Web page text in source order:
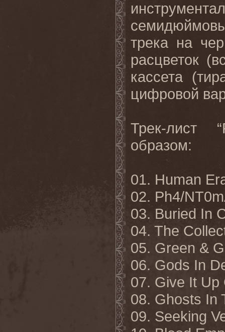
трека на
расцветок
кассета
цифровой
Трек-лист
образом:
01. Human
02. Ph4/
03. Buried In
04. The
05. Green &
06. Gods In
07. Give It Up
08. Ghosts In
09. Seeking